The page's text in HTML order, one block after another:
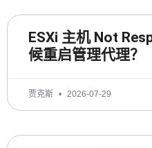
ESXi 主机 Not
候重启管理代理？
贾克斯 2026-07-29